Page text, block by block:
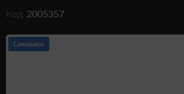
Тюнинг
Аксессуары
Код 2005357
Самовывоз